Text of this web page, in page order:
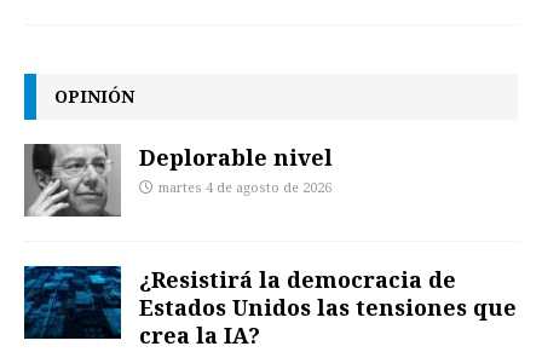
OPINIÓN
Deplorable nivel
martes 4 de agosto de 2026
¿Resistirá la democracia de
Estados Unidos las tensiones que
crea la IA?